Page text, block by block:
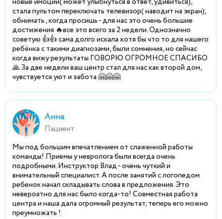
стала пультом переключать телевизор( наводит на экран),
обнимать , когда просишь - для нас это очень большие
достижения 🔥все это всего за 2 недели. Однозначно
советую 👍👍 сама долго искала хотя бы что то для нашего
ребёнка с такими диагнозами, были сомнения, но сейчас
когда вижу результаты ГОВОРЮ ОГРОМНОЕ СПАСИБО
🙏 За две недели ваш центр стал для нас как второй дом,
чувствуется уют и забота 🤗🤗🤗
Анна
Пациент
Мы под большим впечатлением от слаженной работы
команды! Приемы у невролога были всегда очень
подробными. Инструктор Влад - очень чуткий и
внимательный специалист. А после занятий с логопедом
ребенок начал складывать слова в предложения. Это
невероятно для нас было когда-то! Совместная работа
центра и наша дала огромный результат, теперь его можно
преумножать !